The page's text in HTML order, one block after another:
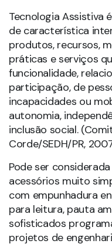
participação, de
incapacidades ou
autonomia,
inclusão social.
Corde/SEDH/PR,
Pode ser
acessórios muito
com empunhadura
para leitura, pauta
projetos de
visando à
O conceito
associado à
pessoas, assim, para